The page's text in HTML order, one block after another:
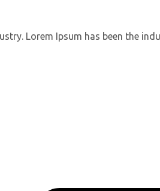
Lorem Ipsum has been the